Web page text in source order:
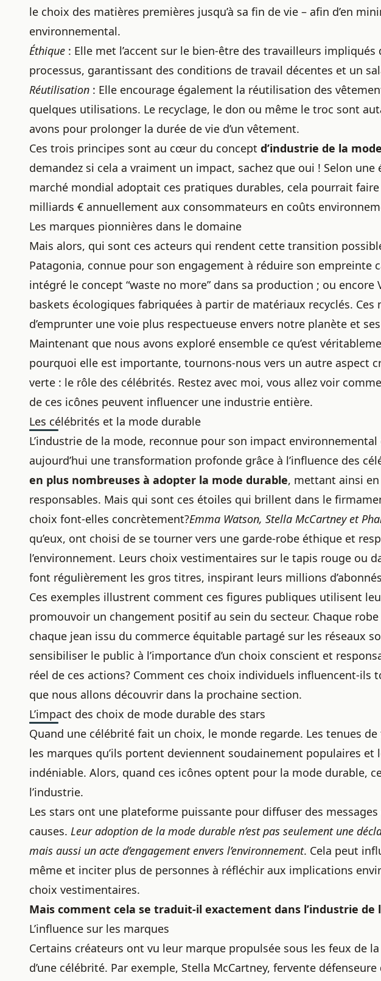
le choix des matières premières jusqu’à sa fin de vie – afin d’en
environnemental.
Éthique : Elle met l’accent sur le bien-être des travailleurs impliqués
processus, garantissant des conditions de travail décentes et un
Réutilisation : Elle encourage également la réutilisation des
quelques utilisations. Le recyclage, le don ou même le troc sont
avons pour prolonger la durée de vie d’un vêtement.
Ces trois principes sont au cœur du concept d’industrie de la
demandez si cela a vraiment un impact, sachez que oui ! Selon une
marché mondial adoptait ces pratiques durables, cela pourrait
milliards € annuellement aux consommateurs en coûts
Les marques pionnières dans le domaine
Mais alors, qui sont ces acteurs qui rendent cette transition
Patagonia, connue pour son engagement à réduire son empreinte
intégré le concept “waste no more” dans sa production ; ou encore
baskets écologiques fabriquées à partir de matériaux recyclés. Ces
d’emprunter une voie plus respectueuse envers notre planète et
Maintenant que nous avons exploré ensemble ce qu’est
pourquoi elle est importante, tournons-nous vers un autre aspect
verte : le rôle des célébrités. Restez avec moi, vous allez voir
de ces icônes peuvent influencer une industrie entière.
Les célébrités et la mode durable
L’industrie de la mode, reconnue pour son impact
aujourd’hui une transformation profonde grâce à l’influence des
en plus nombreuses à adopter la mode durable, mettant ainsi
responsables. Mais qui sont ces étoiles qui brillent dans le
choix font-elles concrètement?Emma Watson, Stella McCartney et
qu’eux, ont choisi de se tourner vers une garde-robe éthique et
l’environnement. Leurs choix vestimentaires sur le tapis rouge ou
font régulièrement les gros titres, inspirant leurs millions
Ces exemples illustrent comment ces figures publiques utilisent
promouvoir un changement positif au sein du secteur. Chaque
chaque jean issu du commerce équitable partagé sur les réseaux
sensibiliser le public à l’importance d’un choix conscient et
réel de ces actions? Comment ces choix individuels influencent-ils
que nous allons découvrir dans la prochaine section.
L’impact des choix de mode durable des stars
Quand une célébrité fait un choix, le monde regarde. Les tenues
les marques qu’ils portent deviennent soudainement populaires et
indéniable. Alors, quand ces icônes optent pour la mode durable,
l’industrie.
Les stars ont une plateforme puissante pour diffuser des
causes. Leur adoption de la mode durable n’est pas seulement une
mais aussi un acte d’engagement envers l’environnement. Cela peut
même et inciter plus de personnes à réfléchir aux implications
choix vestimentaires.
Mais comment cela se traduit-il exactement dans l’industrie de
L’influence sur les marques
Certains créateurs ont vu leur marque propulsée sous les feux de
d’une célébrité. Par exemple, Stella McCartney, fervente